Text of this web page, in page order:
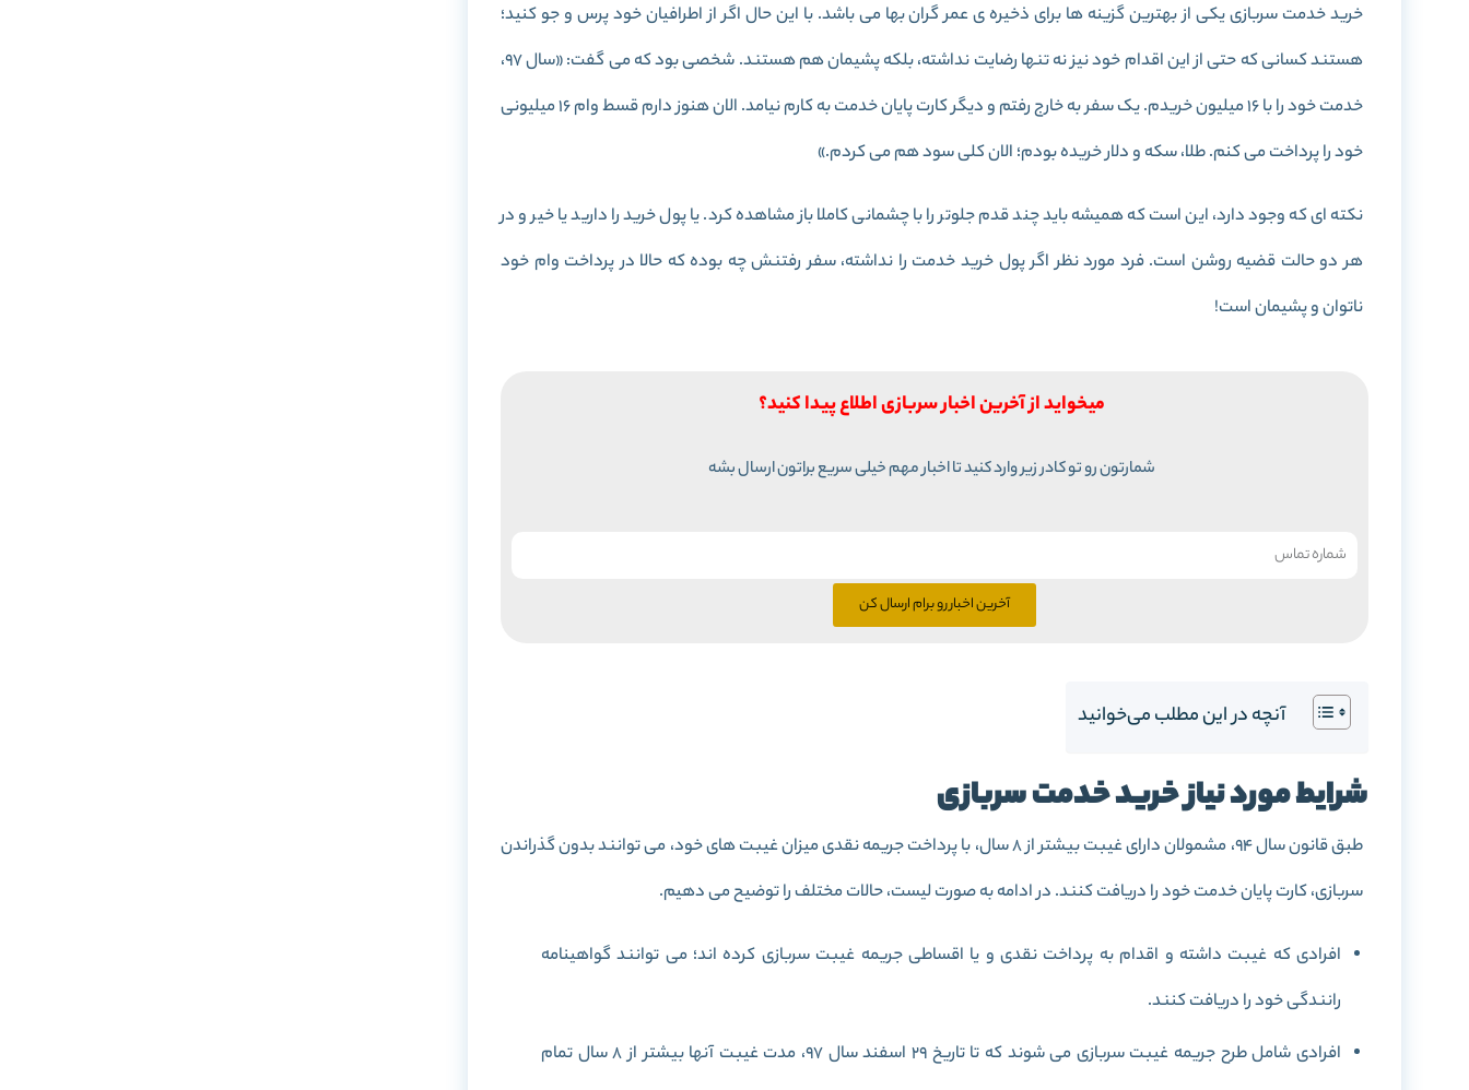
خرید خدمت سربازی یکی از بهترین گزینه ها برای ذخیره ی عمر گران بها می باشد. با این حال اگر از اطرافیان خود پرس و جو کنید؛
هستند کسانی که حتی از این اقدام خود نیز نه تنها رضایت نداشته، بلکه پشیمان هم هستند. شخصی بود که می گفت: «سال 97،
خدمت خود را با 16 میلیون خریدم. یک سفر به خارج رفتم و دیگر کارت پایان خدمت به کارم نیامد. الان هنوز دارم قسط وام 16 میلیونی
خود را پرداخت می کنم. طلا، سکه و دلار خریده بودم؛ الان کلی سود هم می کردم.»
نکته ای که وجود دارد، این است که همیشه باید چند قدم جلوتر را با چشمانی کاملا باز مشاهده کرد. یا پول خرید را دارید یا خیر و در
هر دو حالت قضیه روشن است. فرد مورد نظر اگر پول خرید خدمت را نداشته، سفر رفتنش چه بوده که حالا در پرداخت وام خود
ناتوان و پشیمان است!
میخواید از آخرین اخبار سربازی اطلاع پیدا کنید؟
شمارتون رو تو کادر زیر وارد کنید تا اخبار مهم خیلی سریع براتون ارسال بشه
آخرین اخبار رو برام ارسال کن
آنچه در این مطلب می‌خوانید
شرایط مورد نیاز خرید خدمت سربازی
طبق قانون سال 94، مشمولان دارای غیبت بیشتر از 8 سال، با پرداخت جریمه نقدی میزان غیبت های خود، می توانند بدون گذراندن
سربازی، کارت پایان خدمت خود را دریافت کنند. در ادامه به صورت لیست، حالات مختلف را توضیح می دهیم.
افرادی که غیبت داشته و اقدام به پرداخت نقدی و یا اقساطی جریمه غیبت سربازی کرده اند؛ می توانند گواهینامه
رانندگی خود را دریافت کنند.
افرادی شامل طرح جریمه غیبت سربازی می شوند که تا تاریخ 29 اسفند سال 97، مدت غیبت آنها بیشتر از 8 سال تمام